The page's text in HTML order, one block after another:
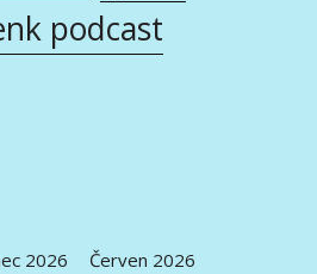
podcast
2026 Červen 2026